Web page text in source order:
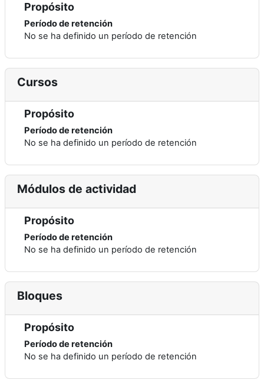
Propósito
Período de retención
No se ha definido un período de retención
Cursos
Propósito
Período de retención
No se ha definido un período de retención
Módulos de actividad
Propósito
Período de retención
No se ha definido un período de retención
Bloques
Propósito
Período de retención
No se ha definido un período de retención